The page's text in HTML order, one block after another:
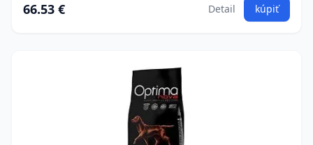
66.53 € Detail kúpiť